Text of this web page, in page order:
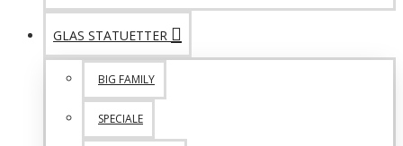
GLAS STATUETTER
BIG FAMILY
SPECIALE